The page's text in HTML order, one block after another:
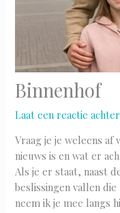
Binnenhof
Laat een reactie achter
Vraag je je weleens af
nieuws is en wat er
Als je er staat, naast
beslissingen vallen
neem ik je mee langs